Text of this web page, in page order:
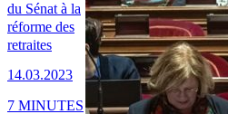
du Sénat à la
réforme des
retraites
14.03.2023
7 MINUTES